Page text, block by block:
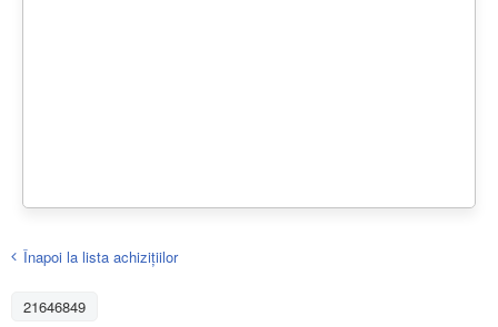
Înapoi la lista achiziţiilor
21646849